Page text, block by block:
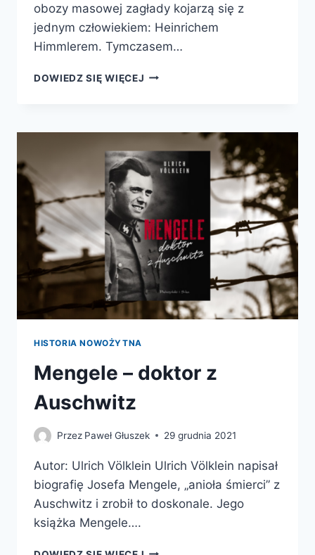
obozy masowej zagłady kojarzą się z
jednym człowiekiem: Heinrichem
Himmlerem. Tymczasem…
DOWIEDZ SIĘ WIĘCEJ ZARZĄDCA
ODILO
GLOBOCNIK,
EKSTERMINACJA
I
OBOZY
ZAGŁADY
HISTORIA NOWOŻYTNA
Mengele – doktor z
Auschwitz
Przez Paweł Głuszek 29 grudnia 2021
Autor: Ulrich Völklein Ulrich Völklein napisał
biografię Josefa Mengele, „anioła śmierci” z
Auschwitz i zrobił to doskonale. Jego
książka Mengele….
MENGELE